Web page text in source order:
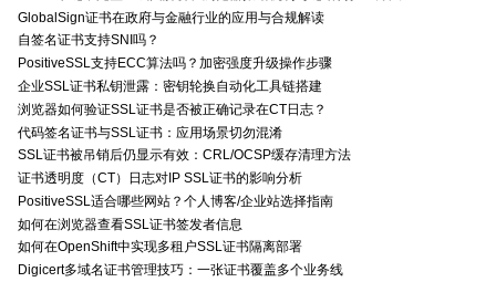
GlobalSign证书在政府与金融行业的应用与合规解读
自签名证书支持SNI吗？
PositiveSSL支持ECC算法吗？加密强度升级操作步骤
企业SSL证书私钥泄露：密钥轮换自动化工具链搭建
浏览器如何验证SSL证书是否被正确记录在CT日志？
代码签名证书与SSL证书：应用场景切勿混淆
SSL证书被吊销后仍显示有效：CRL/OCSP缓存清理方法
证书透明度（CT）日志对IP SSL证书的影响分析
PositiveSSL适合哪些网站？个人博客/企业站选择指南
如何在浏览器查看SSL证书签发者信息
如何在OpenShift中实现多租户SSL证书隔离部署
Digicert多域名证书管理技巧：一张证书覆盖多个业务线